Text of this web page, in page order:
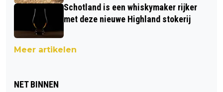
Schotland is een whiskymaker rijker
met deze nieuwe Highland stokerij
Meer artikelen
NET BINNEN